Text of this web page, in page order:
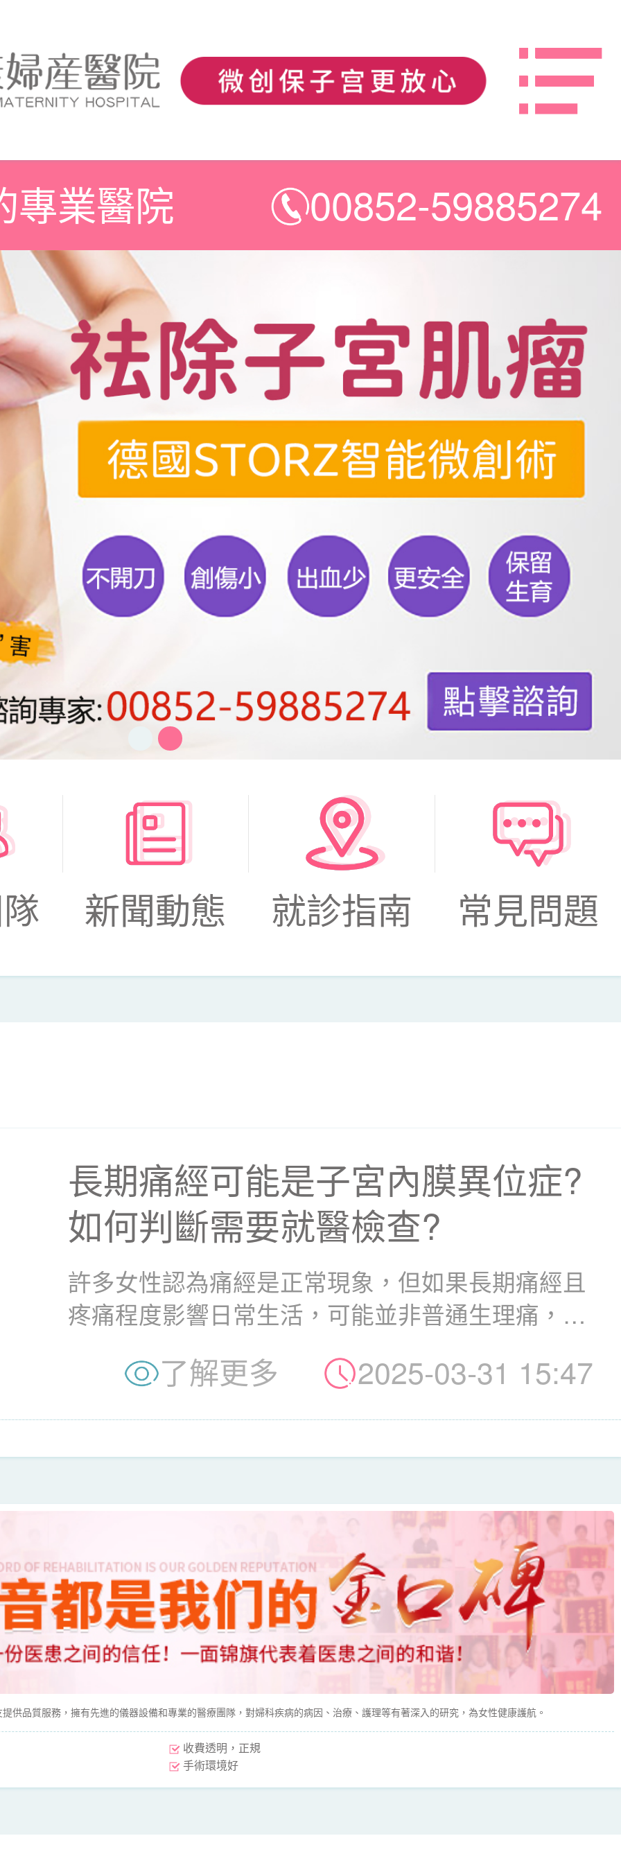
專業醫院 00852-59885274
新聞動態 就診指南 常見問題
長期痛經可能是子宮內膜異位症?
如何判斷需要就醫檢查?
許多女性認為痛經是正常現象，但如果長期痛經且
疼痛程度影響日常生活，可能並非普通生理痛，而
了解更多 2025-03-31 15:47
品質服務，擁有先進的儀器設備和專業的醫療團隊，對婦科疾病的病因、治療、護理等有著深入的研究，為女性健康護航。
收費透明，正規
手術環境好